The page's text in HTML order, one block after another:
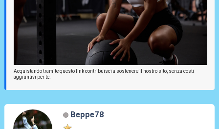
Acquistando tramite questo link contribuisci a sostenere il nostro sito, senza costi
aggiuntivi per te.
Beppe78